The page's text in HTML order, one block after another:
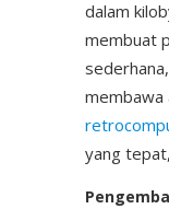
dalam
membuat
membawa
yang